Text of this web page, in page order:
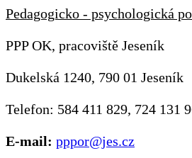
Pedagogicko - psychologická
PPP OK, pracoviště Jeseník
Dukelská 1240, 790 01 Jeseník
Telefon: 584 411 829, 724 131
E-mail: pppor@jes.cz